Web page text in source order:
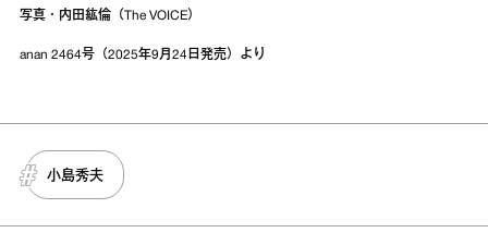
写真・内田紘倫（The VOICE）
anan 2464号（2025年9月24日発売）より
小島秀夫